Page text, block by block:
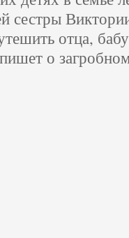
сестры
отца,
о